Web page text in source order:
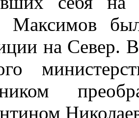
Максимов
на Север.